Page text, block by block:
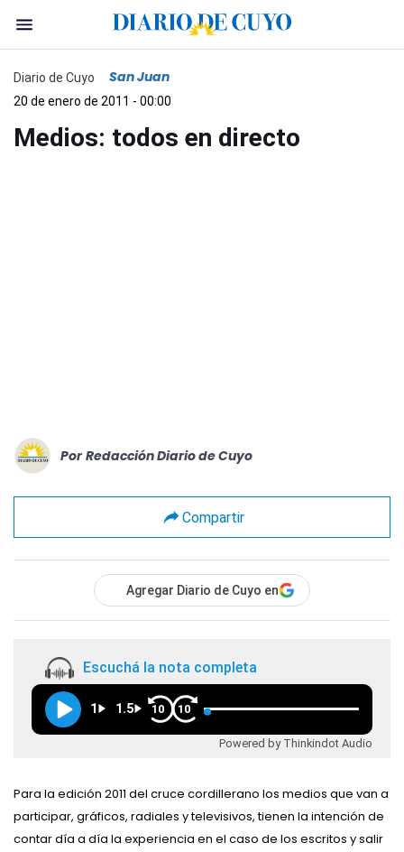
Diario de Cuyo San Juan
20 de enero de 2011 - 00:00
Medios: todos en directo
Por Redacción Diario de Cuyo
Compartir
Agregar Diario de Cuyo en
Escuchá la nota completa
1 1.5 10 10
Powered by Thinkindot Audio
Para la edición 2011 del cruce cordillerano los medios que van a
participar, gráficos, radiales y televisivos, tienen la intención de
contar día a día la experiencia en el caso de los escritos y salir